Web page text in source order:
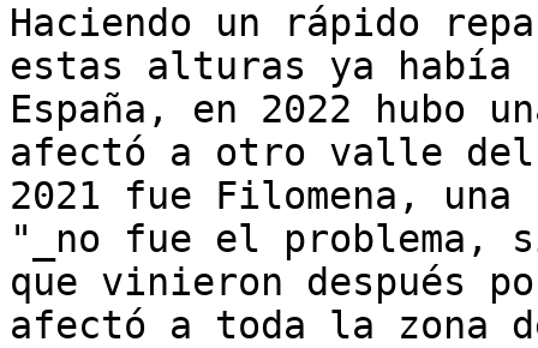
Haciendo un rápido
estas alturas ya había
España, en 2022 hubo
afectó a otro valle
2021 fue Filomena, una
"_no fue el problema,
que vinieron después
afectó a toda la zona